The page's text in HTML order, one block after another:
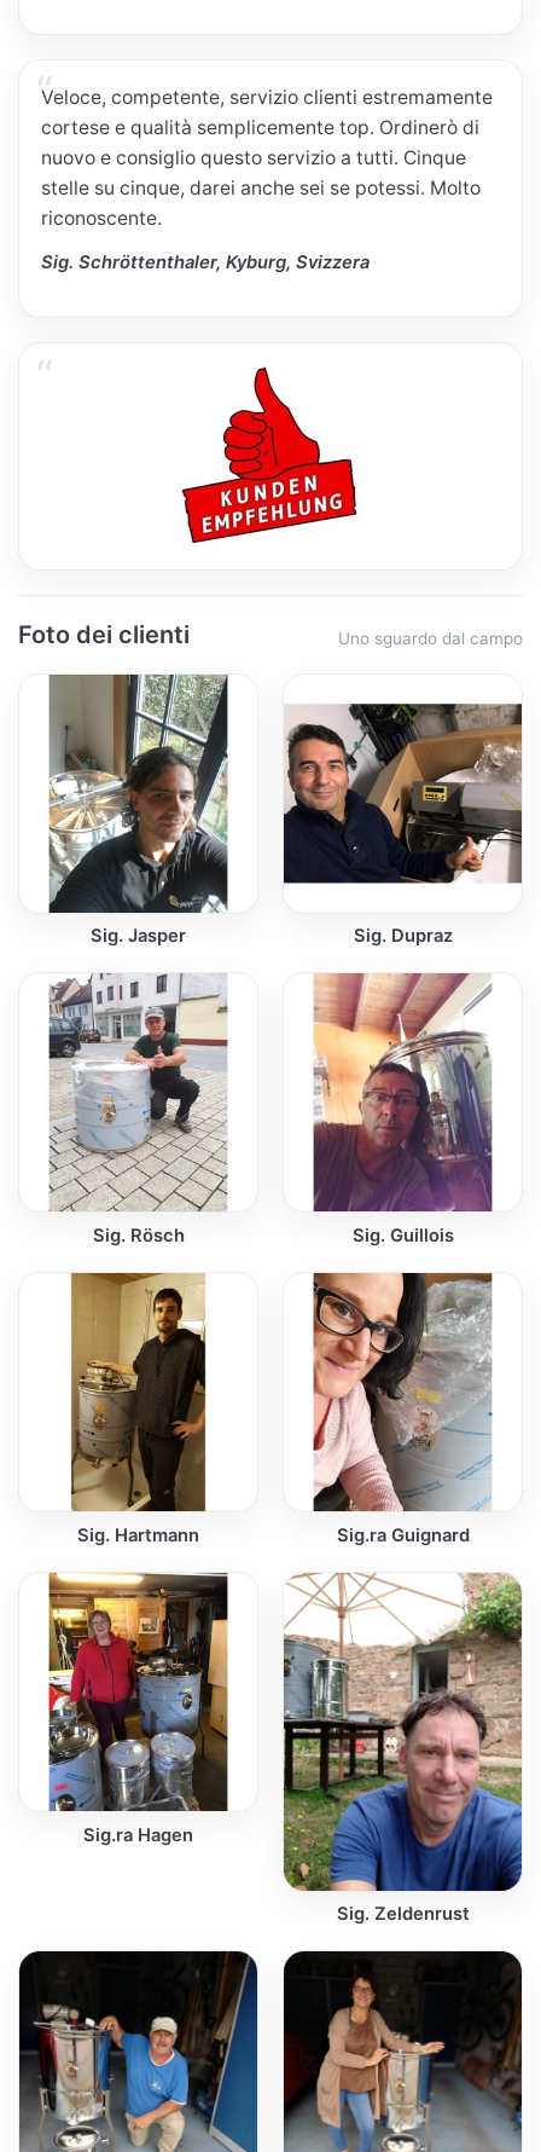
Veloce, competente, servizio clienti estremamente
cortese e qualità semplicemente top. Ordinerò di
nuovo e consiglio questo servizio a tutti. Cinque
stelle su cinque, darei anche sei se potessi. Molto
riconoscente.
Sig. Schröttenthaler, Kyburg, Svizzera
Foto dei clienti Uno sguardo dal campo
Sig. Jasper Sig. Dupraz
Sig. Rösch Sig. Guillois
Sig. Hartmann Sig.ra Guignard
Sig.ra Hagen
Sig. Zeldenrust